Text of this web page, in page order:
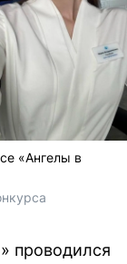
«Ангелы в
проводился